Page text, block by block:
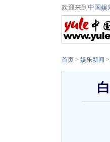
欢迎来到 中国娱
首页 > 娱乐新闻 >